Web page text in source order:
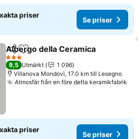
priser
Se priser
Dela Lägg till i Mina Favoriter
Albergo della Ceramica
3 Stjärnor
9,5 Utmärkt
1 096
Villanova Mondovì, 17.0 km till Lesegno
Atmosfär från en före detta keramikfabrik
priser
Se priser